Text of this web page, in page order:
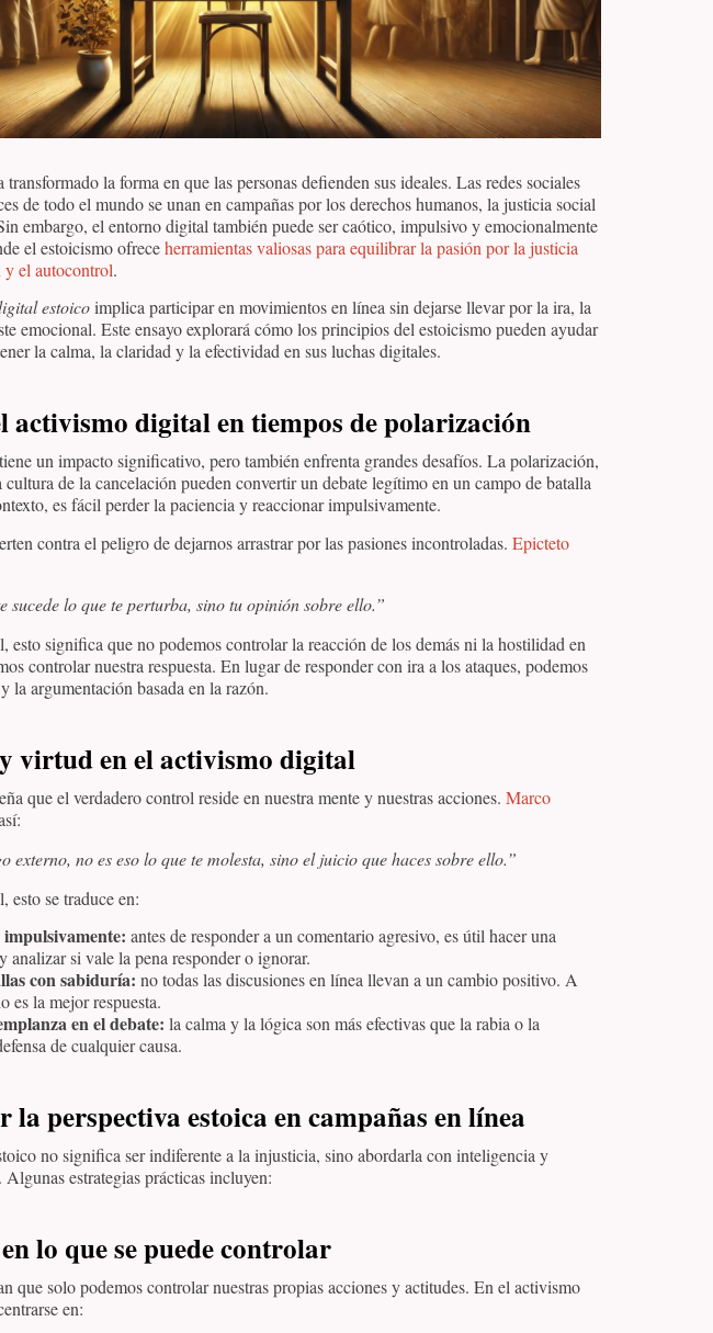
la forma en que las personas defienden sus ideales. Las redes sociales
de todo el mundo se unan en campañas por los derechos humanos, la justicia social
embargo, el entorno digital también puede ser caótico, impulsivo y emocionalmente
el estoicismo ofreceherramientas valiosas para equilibrar la pasión por la justicia
el autocontrol.
estoicoimplica participar en movimientos en línea sin dejarse llevar por la ira, la
emocional. Este ensayo explorará cómo los principios del estoicismo pueden ayudar
la calma, la claridad y la efectividad en sus luchas digitales.
activismo digital en tiempos de polarización
un impacto significativo, pero también enfrenta grandes desafíos. La polarización,
de la cancelación pueden convertir un debate legítimo en un campo de batalla
es fácil perder la paciencia y reaccionar impulsivamente.
contra el peligro de dejarnos arrastrar por las pasiones incontroladas. Epicteto
sucede lo que te perturba, sino tu opinión sobre ello.”
esto significa que no podemos controlar la reacción de los demás ni la hostilidad en
controlar nuestra respuesta. En lugar de responder con ira a los ataques, podemos
la argumentación basada en la razón.
virtud en el activismo digital
que el verdadero control reside en nuestra mente y nuestras acciones. Marco
externo, no es eso lo que te molesta, sino el juicio que haces sobre ello.”
esto se traduce en:
antes de responder a un comentario agresivo, es útil hacer una
analizar si vale la pena responder o ignorar.
con sabiduría: no todas las discusiones en línea llevan a un cambio positivo. A
es la mejor respuesta.
en el debate: la calma y la lógica son más efectivas que la rabia o la
de cualquier causa.
la perspectiva estoica en campañas en línea
no significa ser indiferente a la injusticia, sino abordarla con inteligencia y
estrategias prácticas incluyen:
lo que se puede controlar
que solo podemos controlar nuestras propias acciones y actitudes. En el activismo
en: